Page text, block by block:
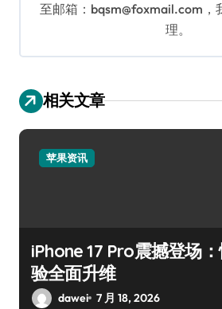
至邮箱：bqsm@foxmail.com，
理。
相关文章
苹果资讯
iPhone 17 Pro震撼登场
验全面升维
dawei 7 月 18, 2026